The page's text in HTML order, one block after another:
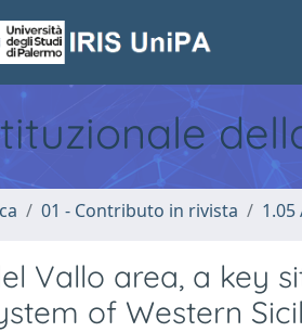
01 - Contributo in rivista
Vallo area, a key
of Western